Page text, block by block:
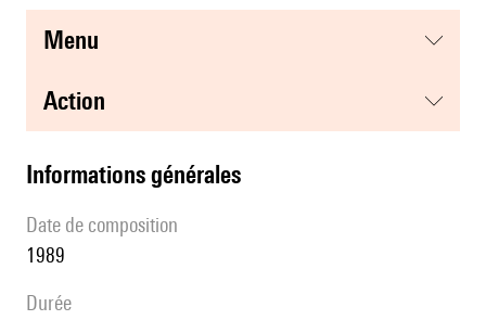
menu
action
informations générales
date de composition
1989
durée